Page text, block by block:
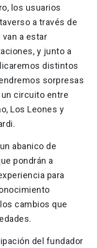
los usuarios
a través de
a estar
y junto a
distintos
sorpresas
circuito entre
Los Leones y
abanico de
pondrán a
para
cambios que
del fundador